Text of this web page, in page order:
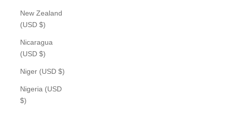
New Zealand
(USD $)
Nicaragua
(USD $)
Niger (USD $)
Nigeria (USD
$)